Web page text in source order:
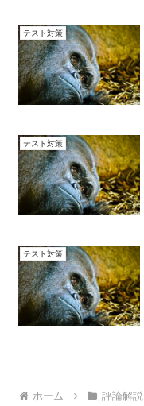
テスト対策
テスト対策
テスト対策
ホーム 評論解説